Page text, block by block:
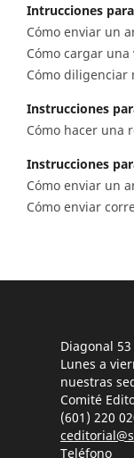
Intrucciones
Cómo enviar un
Cómo cargar
Cómo diligenciar
Instrucciones
Cómo hacer una
Instrucciones
Cómo enviar un
Cómo enviar
Diagonal
Lunes a
nuestras
Comité
(601) 220
Teléfono